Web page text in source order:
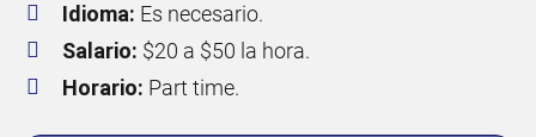
Idioma: Es necesario.
Salario: $20 a $50 la hora.
Horario: Part time.